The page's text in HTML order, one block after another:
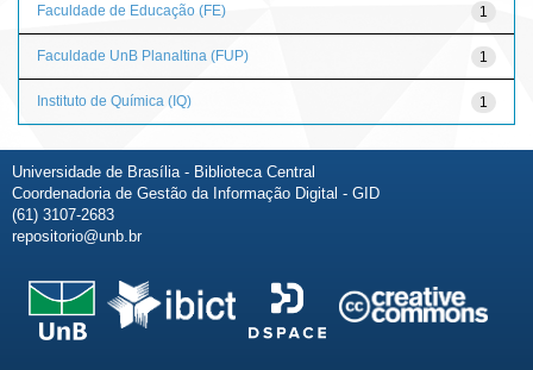
1
Faculdade de Educação (FE)
1
Faculdade UnB Planaltina (FUP)
1
Instituto de Química (IQ)
Universidade de Brasília - Biblioteca Central
Coordenadoria de Gestão da Informação Digital - GID
(61) 3107-2683
repositorio@unb.br